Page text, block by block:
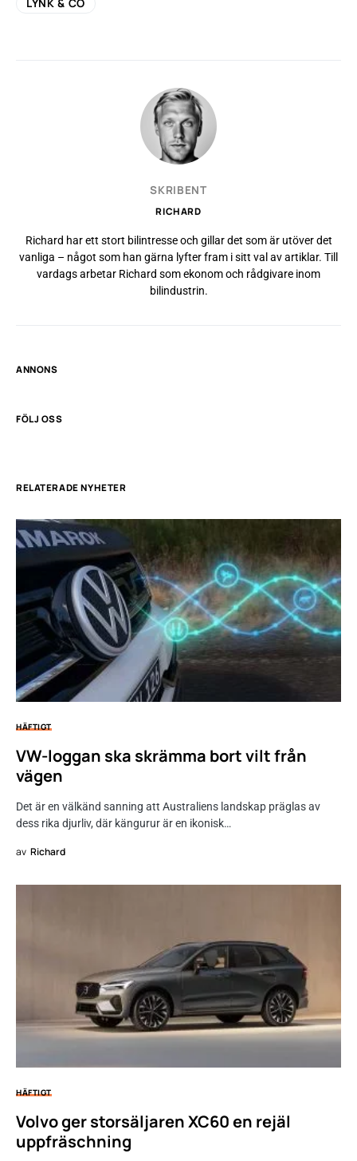
LYNK & CO
SKRIBENT
RICHARD
Richard har ett stort bilintresse och gillar det som är utöver det
vanliga – något som han gärna lyfter fram i sitt val av artiklar. Till
vardags arbetar Richard som ekonom och rådgivare inom
bilindustrin.
ANNONS
FÖLJ OSS
RELATERADE NYHETER
HÄFTIGT
VW-loggan ska skrämma bort vilt från
vägen
Det är en välkänd sanning att Australiens landskap präglas av
dess rika djurliv, där kängurur är en ikonisk…
av Richard
HÄFTIGT
Volvo ger storsäljaren XC60 en rejäl
uppfräschning